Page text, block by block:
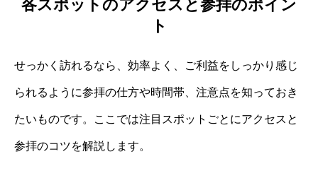
各スポットのアクセスと参拝のポイン
ト
せっかく訪れるなら、効率よく、ご利益をしっかり感じ
られるように参拝の仕方や時間帯、注意点を知っておき
たいものです。ここでは注目スポットごとにアクセスと
参拝のコツを解説します。